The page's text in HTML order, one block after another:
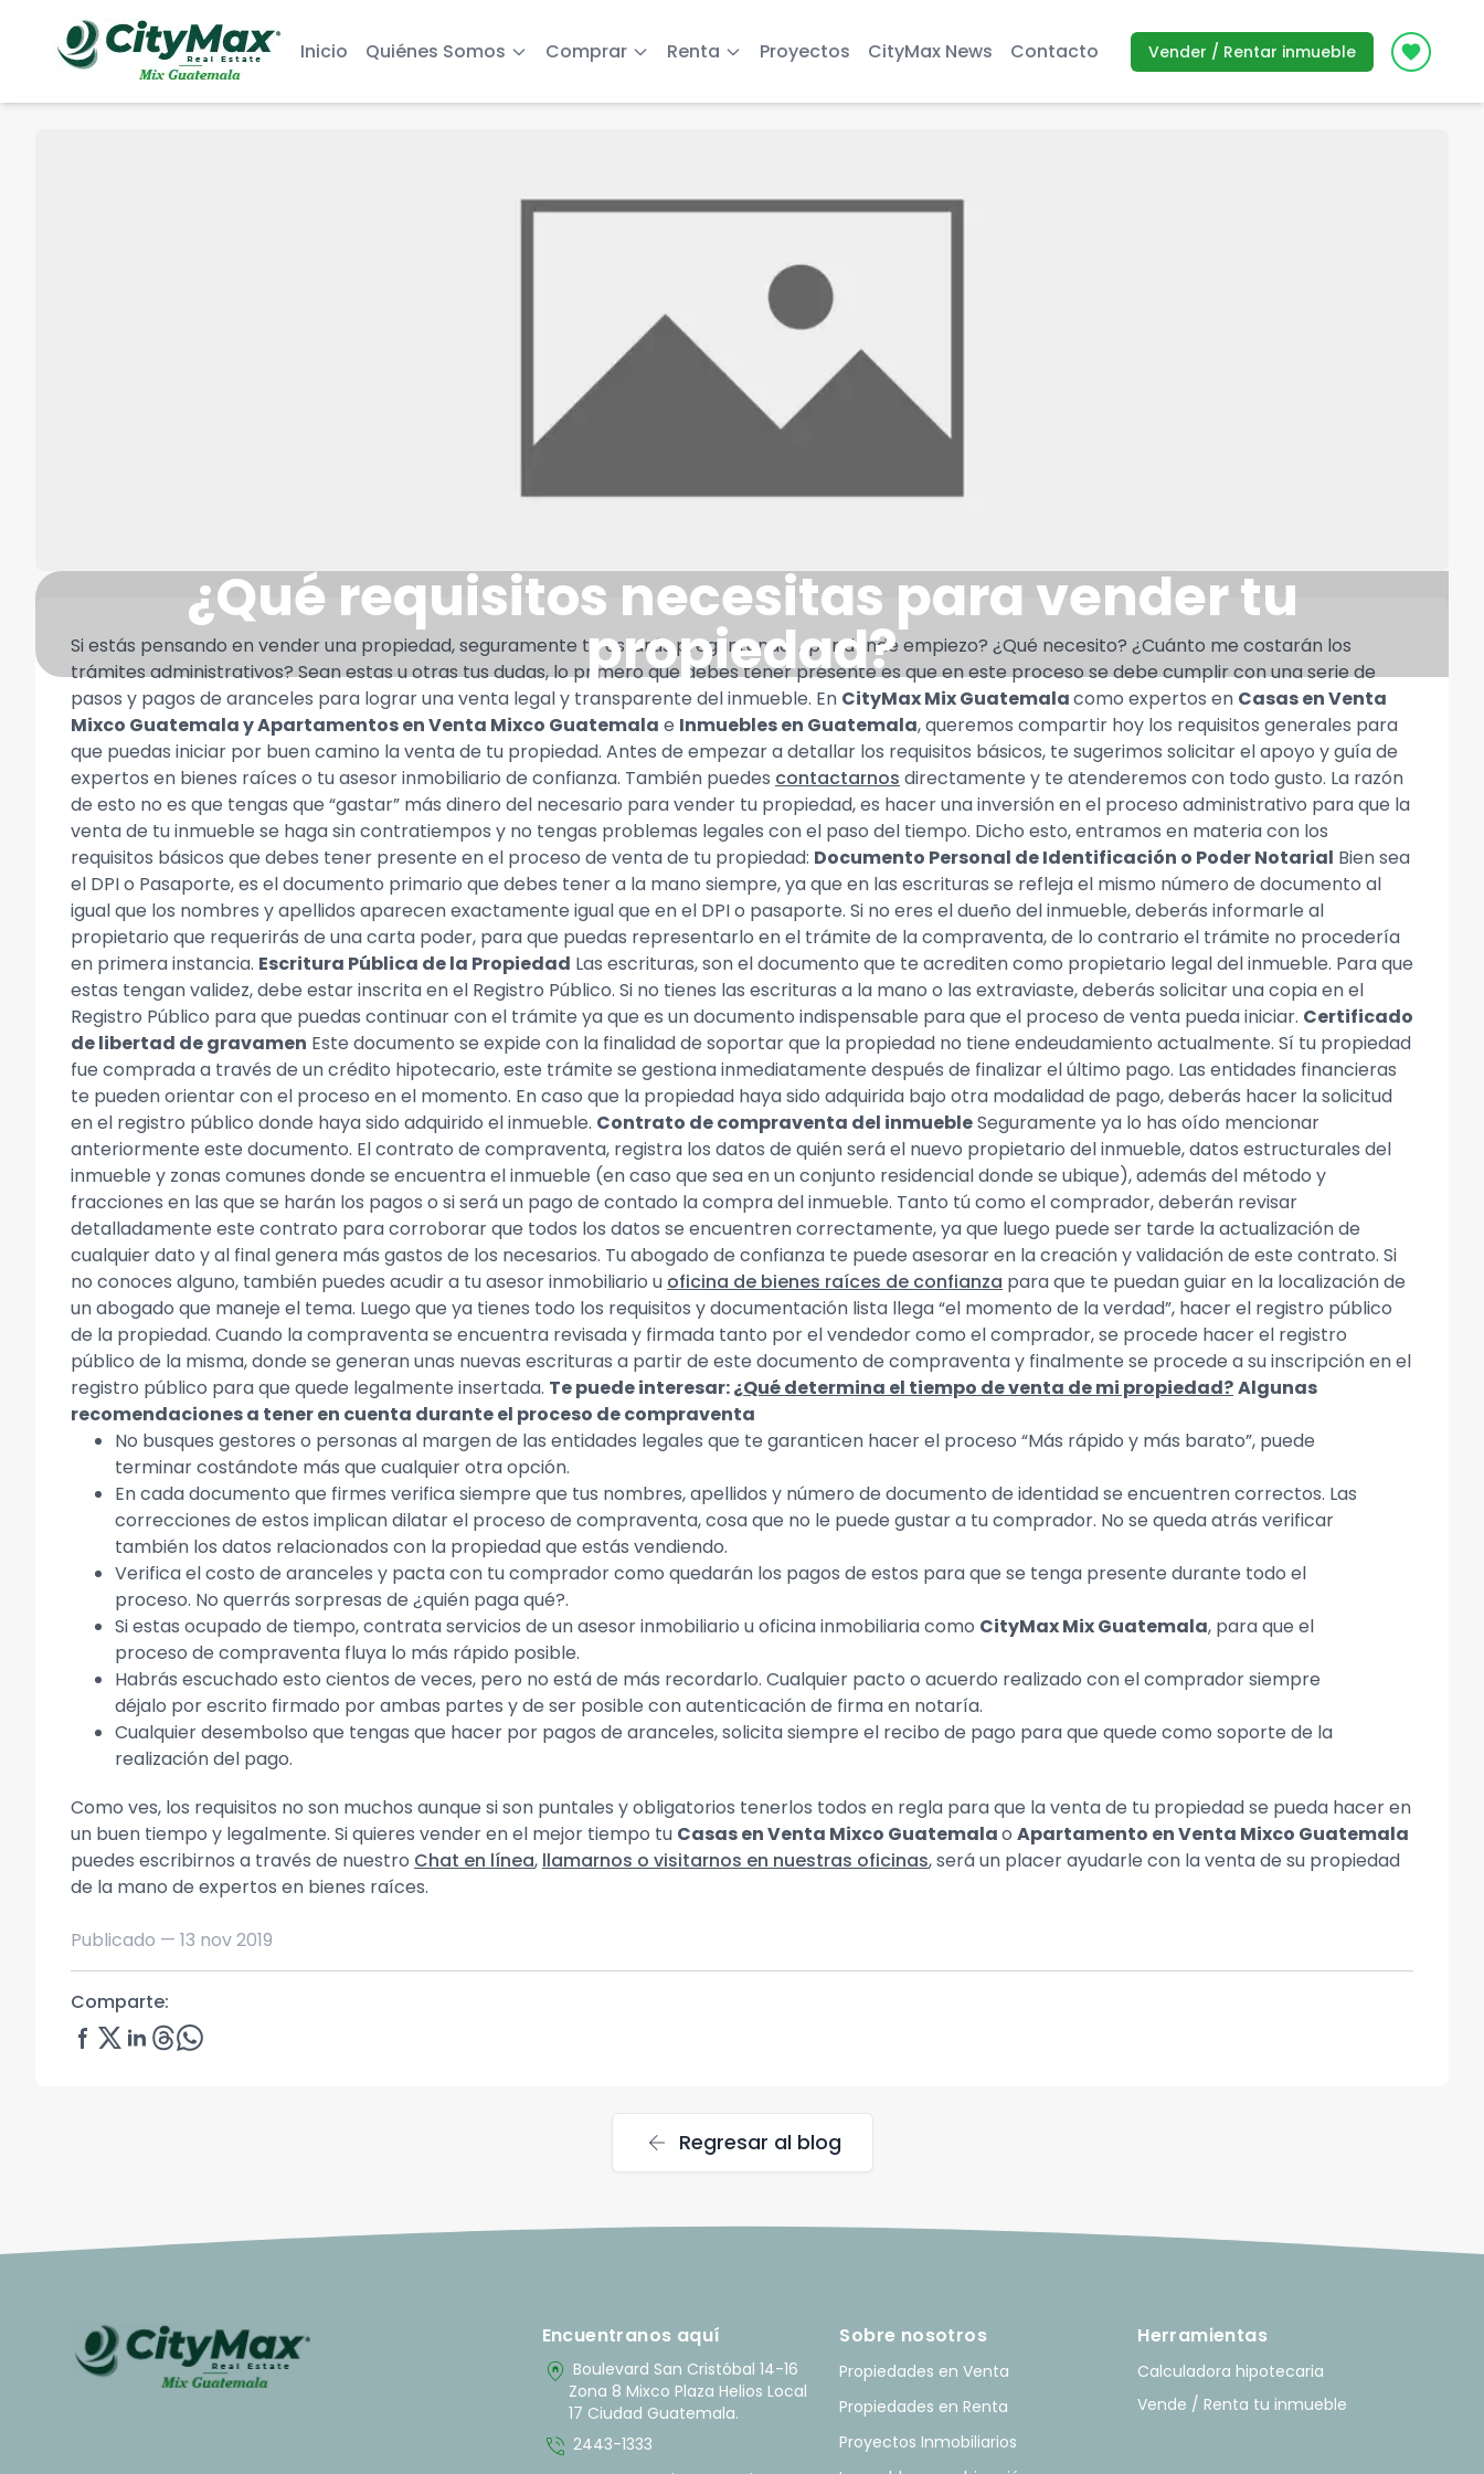
Inicio Quiénes Somos Comprar Renta Proyectos CityMax News Contacto Vender / Rentar inmueble Icon
¿Qué requisitos necesitas para vender tu
propiedad?
Si estás pensando en vender una propiedad, seguramente te estarás preguntando, ¿por dónde empiezo? ¿Qué necesito? ¿Cuánto me costarán los
trámites administrativos? Sean estas u otras tus dudas, lo primero que debes tener presente es que en este proceso se debe cumplir con una serie de
pasos y pagos de aranceles para lograr una venta legal y transparente del inmueble. En CityMax Mix Guatemalacomo expertos en Casas en Venta
Mixco Guatemala y Apartamentos en Venta Mixco Guatemala e Inmuebles en Guatemala, queremos compartir hoy los requisitos generales para
que puedas iniciar por buen camino la venta de tu propiedad. Antes de empezar a detallar los requisitos básicos, te sugerimos solicitar el apoyo y guía de
expertos en bienes raíces o tu asesor inmobiliario de confianza. También puedes contactarnos directamente y te atenderemos con todo gusto. La razón
de esto no es que tengas que “gastar” más dinero del necesario para vender tu propiedad, es hacer una inversión en el proceso administrativo para que la
venta de tu inmueble se haga sin contratiempos y no tengas problemas legales con el paso del tiempo. Dicho esto, entramos en materia con los
requisitos básicos que debes tener presente en el proceso de venta de tu propiedad: Documento Personal de Identificación o Poder Notarial Bien sea
el DPI o Pasaporte, es el documento primario que debes tener a la mano siempre, ya que en las escrituras se refleja el mismo número de documento al
igual que los nombres y apellidos aparecen exactamente igual que en el DPI o pasaporte. Si no eres el dueño del inmueble, deberás informarle al
propietario que requerirás de una carta poder, para que puedas representarlo en el trámite de la compraventa, de lo contrario el trámite no procedería
en primera instancia. Escritura Pública de la Propiedad Las escrituras, son el documento que te acrediten como propietario legal del inmueble. Para que
estas tengan validez, debe estar inscrita en el Registro Público. Si no tienes las escrituras a la mano o las extraviaste, deberás solicitar una copia en el
Registro Público para que puedas continuar con el trámite ya que es un documento indispensable para que el proceso de venta pueda iniciar. Certificado
de libertad de gravamen Este documento se expide con la finalidad de soportar que la propiedad no tiene endeudamiento actualmente. Sí tu propiedad
fue comprada a través de un crédito hipotecario, este trámite se gestiona inmediatamente después de finalizar el último pago. Las entidades financieras
te pueden orientar con el proceso en el momento. En caso que la propiedad haya sido adquirida bajo otra modalidad de pago, deberás hacer la solicitud
en el registro público donde haya sido adquirido el inmueble. Contrato de compraventa del inmuebleSeguramente ya lo has oído mencionar
anteriormente este documento. El contrato de compraventa, registra los datos de quién será el nuevo propietario del inmueble, datos estructurales del
inmueble y zonas comunes donde se encuentra el inmueble (en caso que sea en un conjunto residencial donde se ubique), además del método y
fracciones en las que se harán los pagos o si será un pago de contado la compra del inmueble. Tanto tú como el comprador, deberán revisar
detalladamente este contrato para corroborar que todos los datos se encuentren correctamente, ya que luego puede ser tarde la actualización de
cualquier dato y al final genera más gastos de los necesarios. Tu abogado de confianza te puede asesorar en la creación y validación de este contrato. Si
no conoces alguno, también puedes acudir a tu asesor inmobiliario u oficina de bienes raíces de confianza para que te puedan guiar en la localización de
un abogado que maneje el tema. Luego que ya tienes todo los requisitos y documentación lista llega “el momento de la verdad”, hacer el registro público
de la propiedad. Cuando la compraventa se encuentra revisada y firmada tanto por el vendedor como el comprador, se procede hacer el registro
público de la misma, donde se generan unas nuevas escrituras a partir de este documento de compraventa y finalmente se procede a su inscripción en el
registro público para que quede legalmente insertada. Te puede interesar:¿Qué determina el tiempo de venta de mi propiedad?Algunas
recomendaciones a tener en cuenta durante el proceso de compraventa
No busques gestores o personas al margen de las entidades legales que te garanticen hacer el proceso “Más rápido y más barato”, puede
terminar costándote más que cualquier otra opción.
En cada documento que firmes verifica siempre que tus nombres, apellidos y número de documento de identidad se encuentren correctos. Las
correcciones de estos implican dilatar el proceso de compraventa, cosa que no le puede gustar a tu comprador. No se queda atrás verificar
también los datos relacionados con la propiedad que estás vendiendo.
Verifica el costo de aranceles y pacta con tu comprador como quedarán los pagos de estos para que se tenga presente durante todo el
proceso. No querrás sorpresas de ¿quién paga qué?.
Si estas ocupado de tiempo, contrata servicios de un asesor inmobiliario u oficina inmobiliaria como CityMax Mix Guatemala, para que el
proceso de compraventa fluya lo más rápido posible.
Habrás escuchado esto cientos de veces, pero no está de más recordarlo. Cualquier pacto o acuerdo realizado con el comprador siempre
déjalo por escrito firmado por ambas partes y de ser posible con autenticación de firma en notaría.
Cualquier desembolso que tengas que hacer por pagos de aranceles, solicita siempre el recibo de pago para que quede como soporte de la
realización del pago.
Como ves, los requisitos no son muchos aunque si son puntales y obligatorios tenerlos todos en regla para que la venta de tu propiedad se pueda hacer en
un buen tiempo y legalmente. Si quieres vender en el mejor tiempo tu Casas en Venta Mixco Guatemalao Apartamento en Venta Mixco Guatemala
puedes escribirnos a través de nuestro Chat en línea, llamarnos o visitarnos en nuestras oficinas, será un placer ayudarle con la venta de su propiedad
de la mano de expertos en bienes raíces.
Publicado — 13 nov 2019
Comparte:
arrow_back Regresar al blog
Encuentranos aquí
home_pin Boulevard San Cristóbal 14-16
Zona 8 Mixco Plaza Helios Local
17 Ciudad Guatemala.
phone_in_talk 2443-1333
Sobre nosotros
Propiedades en Venta
Propiedades en Renta
Proyectos Inmobiliarios
Herramientas
Calculadora hipotecaria
Vende / Renta tu inmueble